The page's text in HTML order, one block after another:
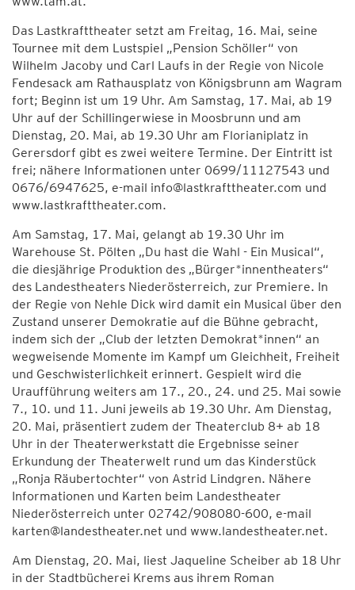
Das Lastkrafttheater setzt am Freitag, 16. Mai, seine
Tournee mit dem Lustspiel „Pension Schöller“ von
Wilhelm Jacoby und Carl Laufs in der Regie von Nicole
Fendesack am Rathausplatz von Königsbrunn am Wagram
fort; Beginn ist um 19 Uhr. Am Samstag, 17. Mai, ab 19
Uhr auf der Schillingerwiese in Moosbrunn und am
Dienstag, 20. Mai, ab 19.30 Uhr am Florianiplatz in
Gerersdorf gibt es zwei weitere Termine. Der Eintritt ist
frei; nähere Informationen unter 0699/11127543 und
0676/6947625, e-mail info@lastkrafttheater.com und
www.lastkrafttheater.com.
Am Samstag, 17. Mai, gelangt ab 19.30 Uhr im
Warehouse St. Pölten „Du hast die Wahl - Ein Musical“,
die diesjährige Produktion des „Bürger*innentheaters“
des Landestheaters Niederösterreich, zur Premiere. In
der Regie von Nehle Dick wird damit ein Musical über den
Zustand unserer Demokratie auf die Bühne gebracht,
indem sich der „Club der letzten Demokrat*innen“ an
wegweisende Momente im Kampf um Gleichheit, Freiheit
und Geschwisterlichkeit erinnert. Gespielt wird die
Uraufführung weiters am 17., 20., 24. und 25. Mai sowie
7., 10. und 11. Juni jeweils ab 19.30 Uhr. Am Dienstag,
20. Mai, präsentiert zudem der Theaterclub 8+ ab 18
Uhr in der Theaterwerkstatt die Ergebnisse seiner
Erkundung der Theaterwelt rund um das Kinderstück
„Ronja Räubertochter“ von Astrid Lindgren. Nähere
Informationen und Karten beim Landestheater
Niederösterreich unter 02742/908080-600, e-mail
karten@landestheater.net und www.landestheater.net.
Am Dienstag, 20. Mai, liest Jaqueline Scheiber ab 18 Uhr
in der Stadtbücherei Krems aus ihrem Roman